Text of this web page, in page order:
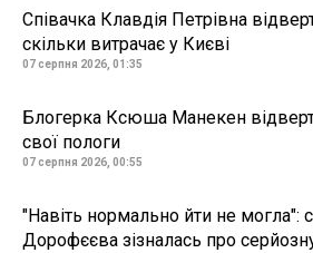
Співачка Клавдія Петрівна
скільки витрачає у Києві
07 серпня 2026, 01:35
Блогерка Ксюша Манекен
свої пологи
07 серпня 2026, 00:55
"Навіть нормально йти не могла":
Дорофєєва зізналась про